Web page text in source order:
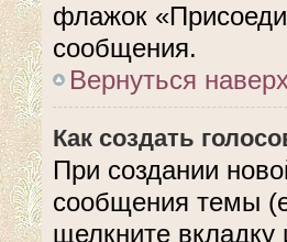
флажок
сообщения.
Вернуться
Как создать
При создании
сообщения темы
щелкните